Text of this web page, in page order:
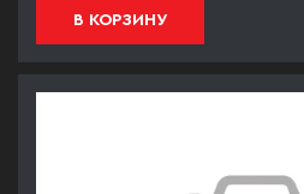
В КОРЗИНУ